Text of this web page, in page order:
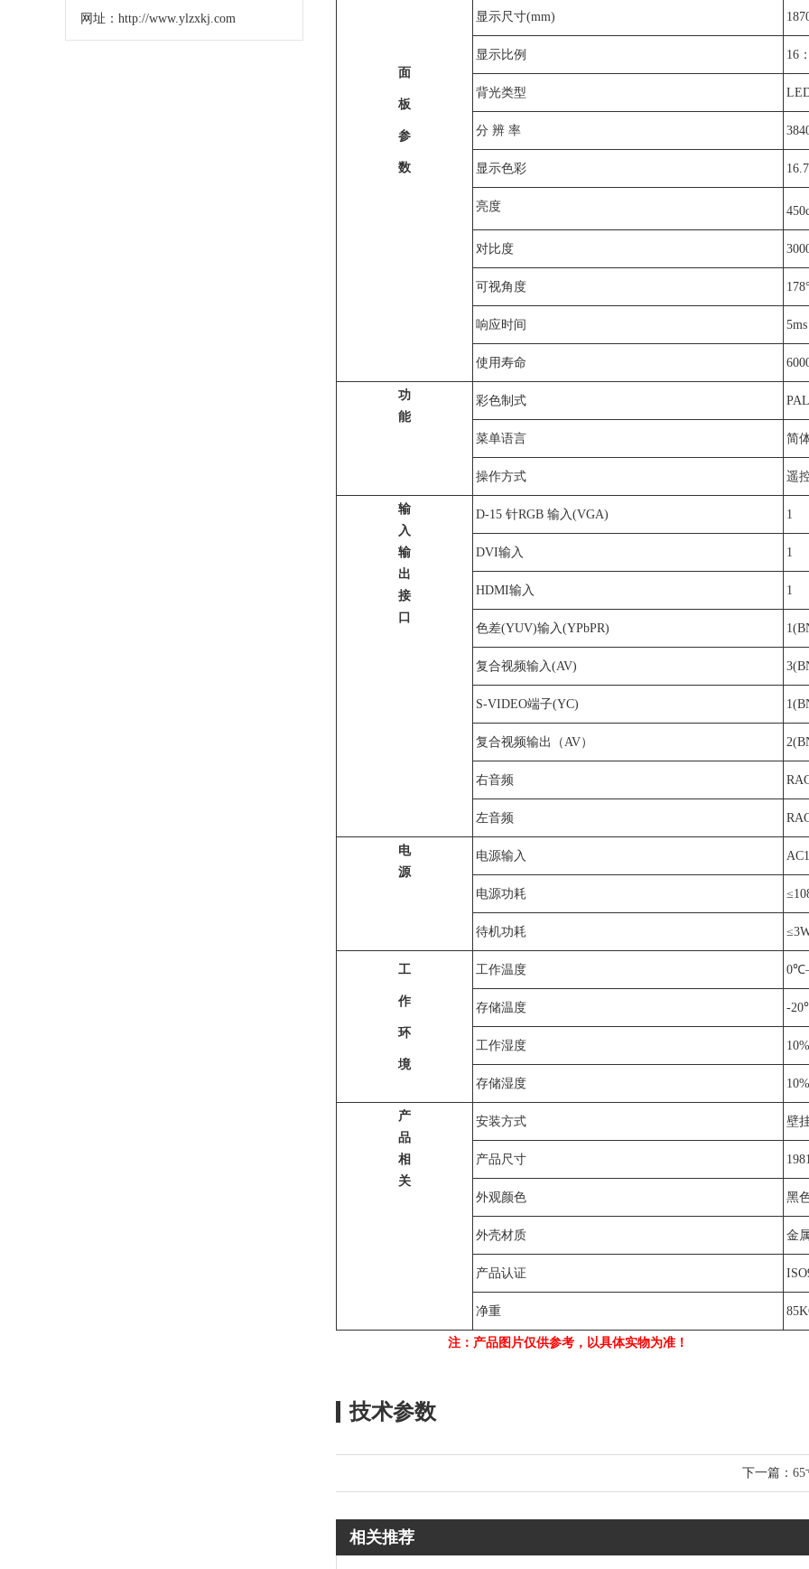
网址：http://www.ylzxkj.com
面
板
参
数
显示尺寸(mm)
显示比例 16
背光类型
分 辨 率
显示色彩
亮度
对比度
可视角度 178
响应时间 5ms
使用寿命
功
能
彩色制式
菜单语言 简
操作方式 遥
输
入
输
出
接
口
D-15 针RGB 输入(VGA) 1
DVI输入 1
HDMI输入 1
色差(YUV)输入(YPbPR)
复合视频输入(AV)
S-VIDEO端子(YC)
复合视频输出（AV）
右音频
左音频
电
源
电源输入
电源功耗
待机功耗
工
作
环
境
工作温度 0℃
存储温度 -20
工作湿度
存储湿度
产
品
相
关
安装方式 壁
产品尺寸
外观颜色 黑
外壳材质 金
产品认证
净重
注：产品图片仅供参考，以具体实物为准！
技术参数
下一篇： 65
相关推荐